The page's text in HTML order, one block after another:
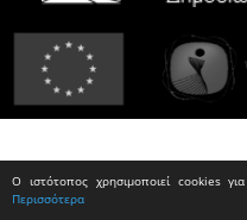
Ο ιστότοπος χρησιμοποιεί cookies
Περισσότερα